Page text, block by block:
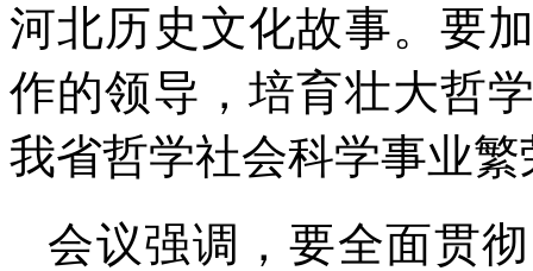
河北历史文化故事。要
作的领导，培育壮大哲
我省哲学社会科学事业
会议强调，要全面贯